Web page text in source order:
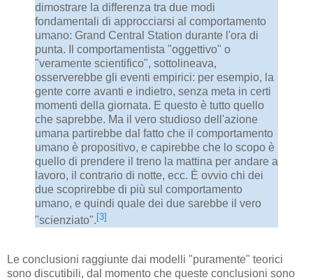
dimostrare la differenza tra due modi
fondamentali di approcciarsi al comportamento
umano: Grand Central Station durante l'ora di
punta. Il comportamentista "oggettivo" o
"veramente scientifico", sottolineava,
osserverebbe gli eventi empirici: per esempio, la
gente corre avanti e indietro, senza meta in certi
momenti della giornata. E questo è tutto quello
che saprebbe. Ma il vero studioso dell'azione
umana partirebbe dal fatto che il comportamento
umano è propositivo, e capirebbe che lo scopo è
quello di prendere il treno la mattina per andare a
lavoro, il contrario di notte, ecc. È ovvio chi dei
due scoprirebbe di più sul comportamento
umano, e quindi quale dei due sarebbe il vero
"scienziato". [3]
Le conclusioni raggiunte dai modelli "puramente" teorici
sono discutibili, dal momento che queste conclusioni sono